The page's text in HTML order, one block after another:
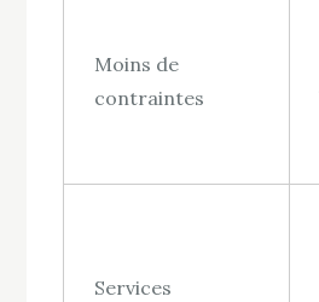
Moins de
contraintes
Services